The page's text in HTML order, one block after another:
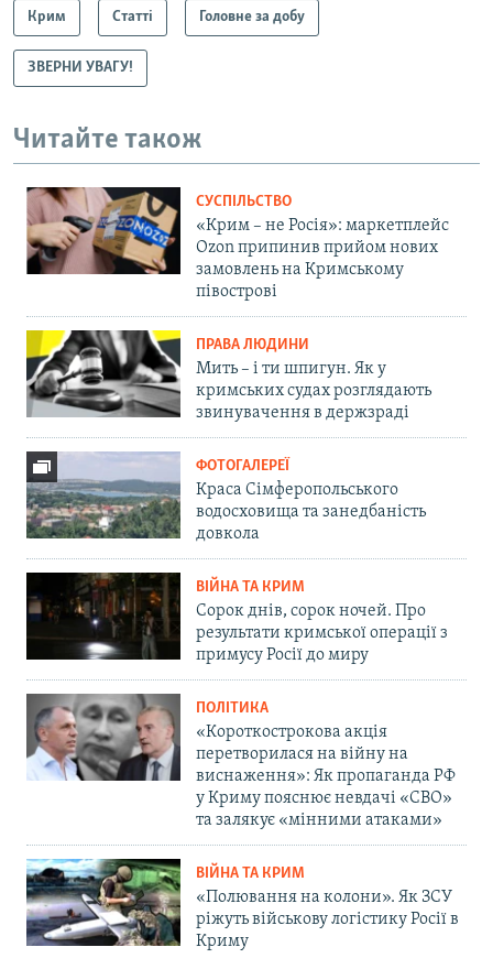
Крим Статті Головне за добу
ЗВЕРНИ УВАГУ!
Читайте також
СУСПІЛЬСТВО
«Крим – не Росія»: маркетплейс
Ozon припинив прийом нових
замовлень на Кримському
півострові
ПРАВА ЛЮДИНИ
Мить – і ти шпигун. Як у
кримських судах розглядають
звинувачення в держзраді
ФОТОГАЛЕРЕЇ
Краса Сімферопольського
водосховища та занедбаність
довкола
ВІЙНА ТА КРИМ
Сорок днів, сорок ночей. Про
результати кримської операції з
примусу Росії до миру
ПОЛІТИКА
«Короткострокова акція
перетворилася на війну на
виснаження»: Як пропаганда РФ
у Криму пояснює невдачі «СВО»
та залякує «мінними атаками»
ВІЙНА ТА КРИМ
«Полювання на колони». Як ЗСУ
ріжуть військову логістику Росії в
Криму